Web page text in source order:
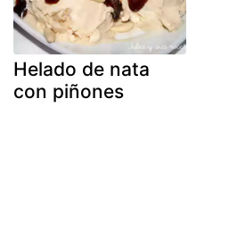
Helado de nata
con piñones